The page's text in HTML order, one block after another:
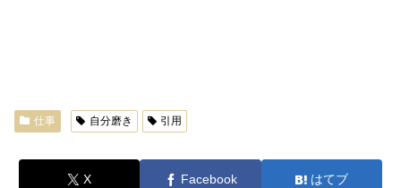
仕事 自分磨き 引用
X Facebook はてブ